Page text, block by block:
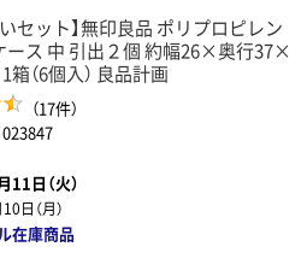
セット】無印良品 ポリプロピレン
ース 中 引出２個 約幅26×奥行37×
（6個入） 良品計画
（17件）
023847
11日（火）
日（月）
在庫商品